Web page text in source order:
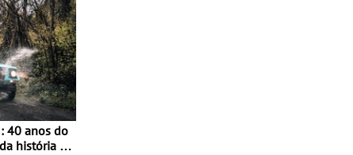
40 anos do
história -